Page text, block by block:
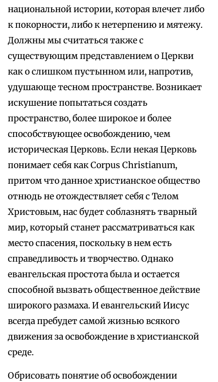
национальной истории, которая влечет либо
к покорности, либо к нетерпению и мятежу.
Должны мы считаться также с
существующим представлением о Церкви
как о слишком пустынном или, напротив,
удушающе тесном пространстве. Возникает
искушение попытаться создать
пространство, более широкое и более
способствующее освобождению, чем
историческая Церковь. Если некая Церковь
понимает себя как Corpus Christianum,
притом что данное христианское общество
отнюдь не отождествляет себя с Телом
Христовым, нас будет соблазнять тварный
мир, который станет рассматриваться как
место спасения, поскольку в нем есть
справедливость и творчество. Однако
евангельская простота была и остается
способной вызвать общественное действие
широкого размаха. И евангельский Иисус
всегда пребудет самой жизнью всякого
движения за освобождение в христианской
среде.
Обрисовать понятие об освобождении